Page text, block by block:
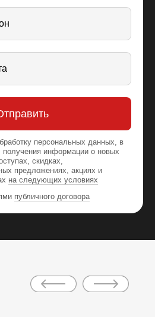
персональных данных, в
информации о новых
скидках,
предложениях, акциях и
на следующих условиях
публичного договора
задания
лекции
экспертов